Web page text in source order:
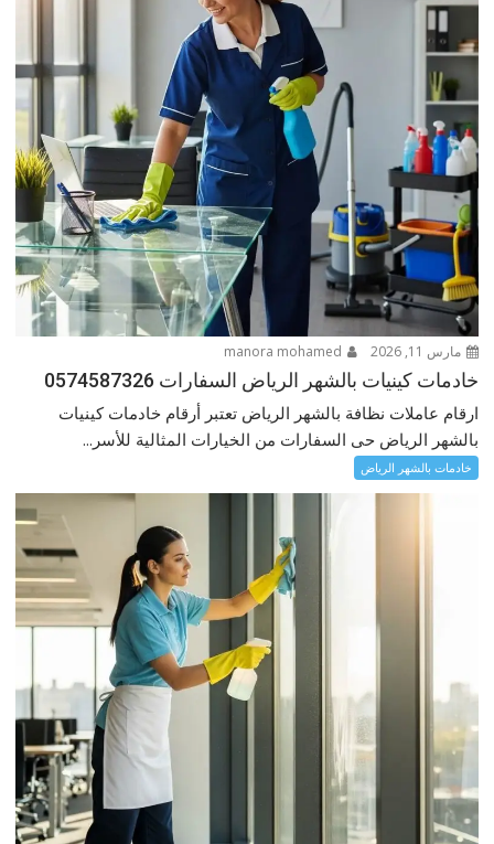
مارس 11, 2026
خادمات كينيات بالشهر الرياض السفارات 0574587326
ارقام عاملات نظافة بالشهر الرياض تعتبر أرقام خادمات كينيات
بالشهر الرياض حى السفارات من الخيارات المثالية للأسر...
خادمات بالشهر الرياض